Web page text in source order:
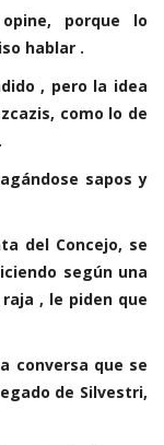
porque lo
hablar .
, pero la idea
como lo de
sapos y
del Concejo, se
según una
, le piden que
conversa que se
de Silvestri,